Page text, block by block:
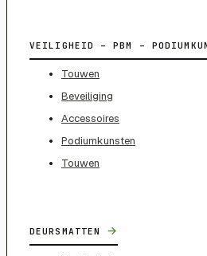
VEILIGHEID – PBM –
Touwen
Beveiliging
Accessoires
Podiumkunsten
Touwen
DEURSMATTEN →